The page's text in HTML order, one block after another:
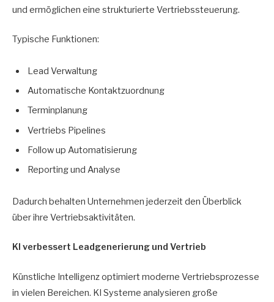
und ermöglichen eine strukturierte Vertriebssteuerung.
Typische Funktionen:
Lead Verwaltung
Automatische Kontaktzuordnung
Terminplanung
Vertriebs Pipelines
Follow up Automatisierung
Reporting und Analyse
Dadurch behalten Unternehmen jederzeit den Überblick
über ihre Vertriebsaktivitäten.
KI verbessert Leadgenerierung und Vertrieb
Künstliche Intelligenz optimiert moderne Vertriebsprozesse
in vielen Bereichen. KI Systeme analysieren große